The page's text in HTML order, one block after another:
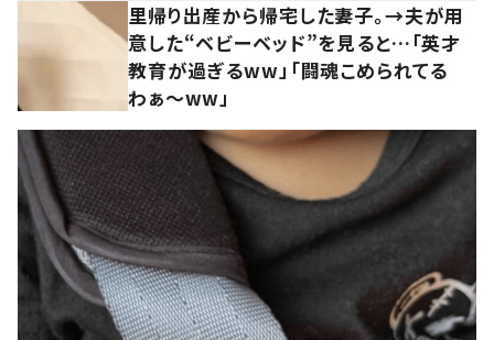
里帰り出産から帰宅した妻子。→夫が用
意した“ベビーベッド”を見ると…「英才
教育が過ぎるww」「闘魂こめられてる
わぁ～ww」